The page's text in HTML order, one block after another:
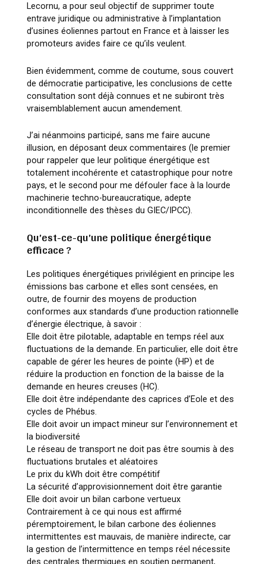
Lecornu, a pour seul objectif de supprimer toute
entrave juridique ou administrative à l’implantation
d’usines éoliennes partout en France et à laisser les
promoteurs avides faire ce qu’ils veulent.
Bien évidemment, comme de coutume, sous couvert
de démocratie participative, les conclusions de cette
consultation sont déjà connues et ne subiront très
vraisemblablement aucun amendement.
J’ai néanmoins participé, sans me faire aucune
illusion, en déposant deux commentaires (le premier
pour rappeler que leur politique énergétique est
totalement incohérente et catastrophique pour notre
pays, et le second pour me défouler face à la lourde
machinerie techno-bureaucratique, adepte
inconditionnelle des thèses du GIEC/IPCC).
Qu’est-ce-qu’une politique énergétique
efficace ?
Les politiques énergétiques privilégient en principe les
émissions bas carbone et elles sont censées, en
outre, de fournir des moyens de production
conformes aux standards d’une production rationnelle
d’énergie électrique, à savoir :
Elle doit être pilotable, adaptable en temps réel aux
fluctuations de la demande. En particulier, elle doit être
capable de gérer les heures de pointe (HP) et de
réduire la production en fonction de la baisse de la
demande en heures creuses (HC).
Elle doit être indépendante des caprices d’Eole et des
cycles de Phébus.
Elle doit avoir un impact mineur sur l’environnement et
la biodiversité
Le réseau de transport ne doit pas être soumis à des
fluctuations brutales et aléatoires
Le prix du kWh doit être compétitif
La sécurité d’approvisionnement doit être garantie
Elle doit avoir un bilan carbone vertueux
Contrairement à ce qui nous est affirmé
péremptoirement, le bilan carbone des éoliennes
intermittentes est mauvais, de manière indirecte, car
la gestion de l’intermittence en temps réel nécessite